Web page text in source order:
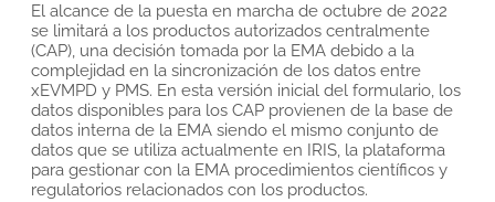
El alcance de la puesta en marcha de octubre de 2022
se limitará a los productos autorizados centralmente
(CAP), una decisión tomada por la EMA debido a la
complejidad en la sincronización de los datos entre
xEVMPD y PMS. En esta versión inicial del formulario, los
datos disponibles para los CAP provienen de la base de
datos interna de la EMA siendo el mismo conjunto de
datos que se utiliza actualmente en IRIS, la plataforma
para gestionar con la EMA procedimientos científicos y
regulatorios relacionados con los productos.